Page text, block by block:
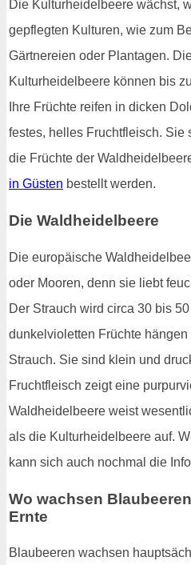
Die Kulturheidelbeere wächst,
gepflegten Kulturen, wie zum
Gärtnereien oder Plantagen.
Kulturheidelbeere können bis
Ihre Früchte reifen in dicken
festes, helles Fruchtfleisch.
die Früchte der
in Güsten bestellt werden.
Die Waldheidelbeere
Die europäische
oder Mooren, denn sie liebt
Der Strauch wird circa 30 bis
dunkelvioletten Früchte
Strauch. Sie sind klein und
Fruchtfleisch zeigt eine
Waldheidelbeere weist
als die Kulturheidelbeere auf.
kann sich auch nochmal die
Wo wachsen
Ernte
Blaubeeren wachsen